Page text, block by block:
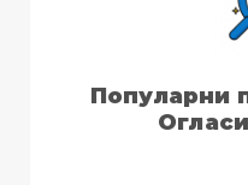
Популарни